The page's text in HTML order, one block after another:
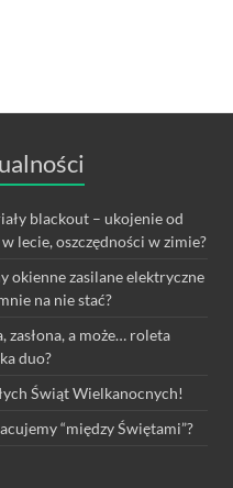
blackout – ukojenie od
w lecie, oszczędności w zimie?
okienne zasilane elektryczne
na nie stać?
zasłona, a może… roleta
duo?
Świąt Wielkanocnych!
“między Świętami”?